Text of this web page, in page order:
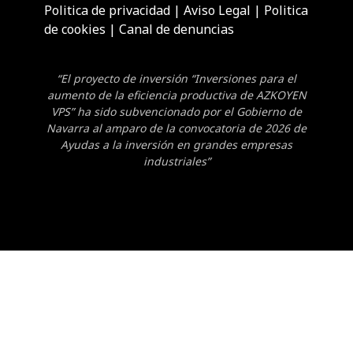
Politica de privacidad |Aviso Legal | Politica
de cookies |Canal de denuncias
“El proyecto de inversión “Inversiones para el
aumento de la eficiencia productiva de AZKOYEN
VPS” ha sido subvencionado por el Gobierno de
Navarra al amparo de la convocatoria de 2026 de
Ayudas a la inversión en grandes empresas
industriales”